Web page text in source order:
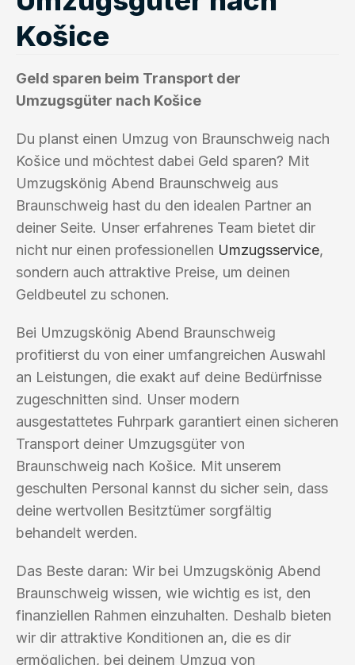
Košice
Geld sparen beim Transport der
Umzugsgüter nach Košice
Du planst einen Umzug von Braunschweig nach
Košice und möchtest dabei Geld sparen? Mit
Umzugskönig Abend Braunschweig aus
Braunschweig hast du den idealen Partner an
deiner Seite. Unser erfahrenes Team bietet dir
nicht nur einen professionellen Umzugsservice,
sondern auch attraktive Preise, um deinen
Geldbeutel zu schonen.
Bei Umzugskönig Abend Braunschweig
profitierst du von einer umfangreichen Auswahl
an Leistungen, die exakt auf deine Bedürfnisse
zugeschnitten sind. Unser modern
ausgestattetes Fuhrpark garantiert einen sicheren
Transport deiner Umzugsgüter von
Braunschweig nach Košice. Mit unserem
geschulten Personal kannst du sicher sein, dass
deine wertvollen Besitztümer sorgfältig
behandelt werden.
Das Beste daran: Wir bei Umzugskönig Abend
Braunschweig wissen, wie wichtig es ist, den
finanziellen Rahmen einzuhalten. Deshalb bieten
wir dir attraktive Konditionen an, die es dir
ermöglichen, bei deinem Umzug von